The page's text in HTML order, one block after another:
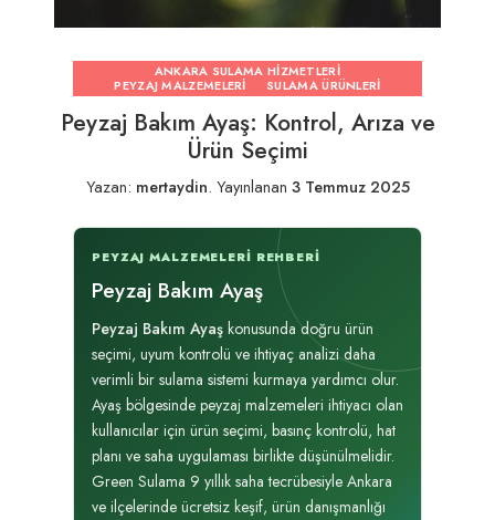
ANKARA SULAMA HIZMETLERI
PEYZAJ MALZEMELERI
SULAMA ÜRÜNLERI
Peyzaj Bakım Ayaş: Kontrol, Arıza ve
Ürün Seçimi
Yazan: mertaydin. Yayınlanan 3 Temmuz 2025
PEYZAJ MALZEMELERI REHBERI
Peyzaj Bakım Ayaş
Peyzaj Bakım Ayaş konusunda doğru ürün
seçimi, uyum kontrolü ve ihtiyaç analizi daha
verimli bir sulama sistemi kurmaya yardımcı olur.
Ayaş bölgesinde peyzaj malzemeleri ihtiyacı olan
kullanıcılar için ürün seçimi, basınç kontrolü, hat
planı ve saha uygulaması birlikte düşünülmelidir.
Green Sulama 9 yıllık saha tecrübesiyle Ankara
ve ilçelerinde ücretsiz keşif, ürün danışmanlığı